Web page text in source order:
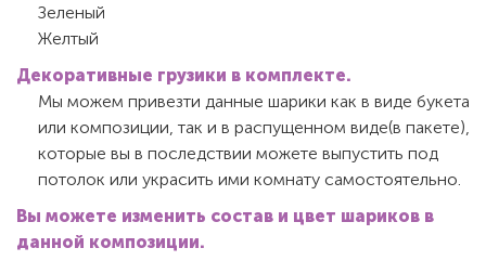
Зеленый
Желтый
Декоративные грузики в комплекте.
Мы можем привезти данные шарики как в виде букета
или композиции, так и в распущенном виде(в пакете),
которые вы в последствии можете выпустить под
потолок или украсить ими комнату самостоятельно.
Вы можете изменить состав и цвет шариков в
данной композиции.